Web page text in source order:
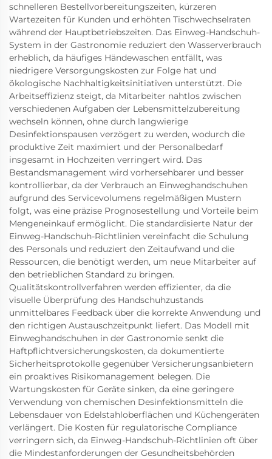
schnelleren Bestellvorbereitungszeiten, kürzeren
Wartezeiten für Kunden und erhöhten Tischwechselraten
während der Hauptbetriebszeiten. Das Einweg-Handschuh-
System in der Gastronomie reduziert den Wasserverbrauch
erheblich, da häufiges Händewaschen entfällt, was
niedrigere Versorgungskosten zur Folge hat und
ökologische Nachhaltigkeitsinitiativen unterstützt. Die
Arbeitseffizienz steigt, da Mitarbeiter nahtlos zwischen
verschiedenen Aufgaben der Lebensmittelzubereitung
wechseln können, ohne durch langwierige
Desinfektionspausen verzögert zu werden, wodurch die
produktive Zeit maximiert und der Personalbedarf
insgesamt in Hochzeiten verringert wird. Das
Bestandsmanagement wird vorhersehbarer und besser
kontrollierbar, da der Verbrauch an Einweghandschuhen
aufgrund des Servicevolumens regelmäßigen Mustern
folgt, was eine präzise Prognosestellung und Vorteile beim
Mengeneinkauf ermöglicht. Die standardisierte Natur der
Einweg-Handschuh-Richtlinien vereinfacht die Schulung
des Personals und reduziert den Zeitaufwand und die
Ressourcen, die benötigt werden, um neue Mitarbeiter auf
den betrieblichen Standard zu bringen.
Qualitätskontrollverfahren werden effizienter, da die
visuelle Überprüfung des Handschuhzustands
unmittelbares Feedback über die korrekte Anwendung und
den richtigen Austauschzeitpunkt liefert. Das Modell mit
Einweghandschuhen in der Gastronomie senkt die
Haftpflichtversicherungskosten, da dokumentierte
Sicherheitsprotokolle gegenüber Versicherungsanbietern
ein proaktives Risikomanagement belegen. Die
Wartungskosten für Geräte sinken, da eine geringere
Verwendung von chemischen Desinfektionsmitteln die
Lebensdauer von Edelstahloberflächen und Küchengeräten
verlängert. Die Kosten für regulatorische Compliance
verringern sich, da Einweg-Handschuh-Richtlinien oft über
die Mindestanforderungen der Gesundheitsbehörden